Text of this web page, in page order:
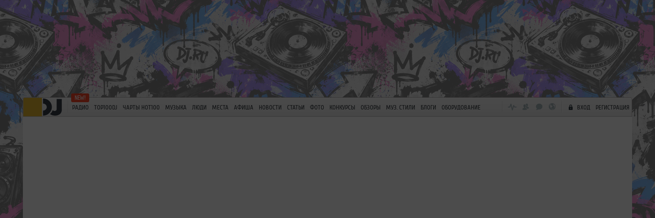
РАДИО TOP100DJ ЧАРТЫ HOT100 МУЗЫКА ЛЮДИ МЕСТА АФИША НОВОСТИ СТАТЬИ ФОТО КОНКУРСЫ ОБЗОРЫ МУЗ. СТИЛИ БЛОГИ ОБОРУДОВАНИЕ ВХОД РЕГИСТРАЦИЯ